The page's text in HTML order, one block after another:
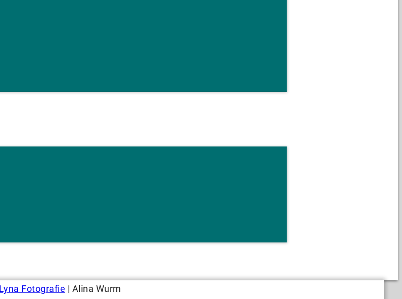
Lyna Fotografie | Alina Wurm